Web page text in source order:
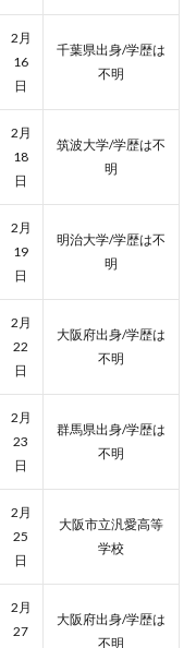
2月
16
日
千葉県出身/学歴は
不明
2月
18
日
筑波大学/学歴は不
明
2月
19
日
明治大学/学歴は不
明
2月
22
日
大阪府出身/学歴は
不明
2月
23
日
群馬県出身/学歴は
不明
2月
25
日
大阪市立汎愛高等
学校
2月
27
大阪府出身/学歴は
不明